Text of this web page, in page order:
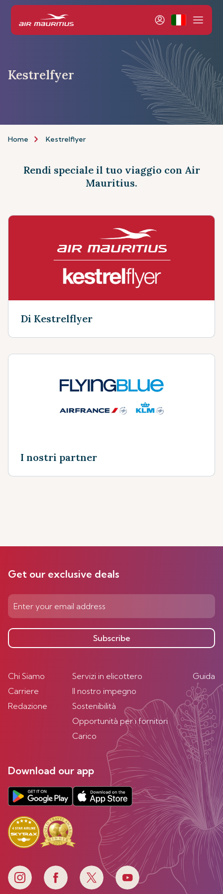
Kestrelfyer
Home Kestrelflyer
Rendi speciale il tuo viaggio con Air
Mauritius.
Di Kestrelflyer
I nostri partner
Get our exclusive deals
Subscribe
Chi Siamo
Carriere
Redazione
Servizi in elicottero
Il nostro impegno
Sostenibilità
Opportunità per i fornitori
Carico
Guida
Download our app